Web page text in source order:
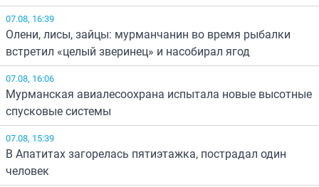
07.08, 16:39
Олени, лисы, зайцы: мурманчанин во время рыбалки
встретил «целый зверинец» и насобирал ягод
07.08, 16:06
Мурманская авиалесоохрана испытала новые высотные
спусковые системы
07.08, 15:39
В Апатитах загорелась пятиэтажка, пострадал один
человек